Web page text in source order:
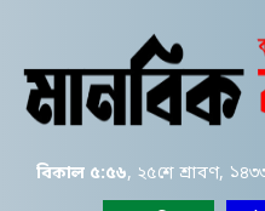
বিকাল ৫:৫৬, ২৫শে শ্রাবণ,